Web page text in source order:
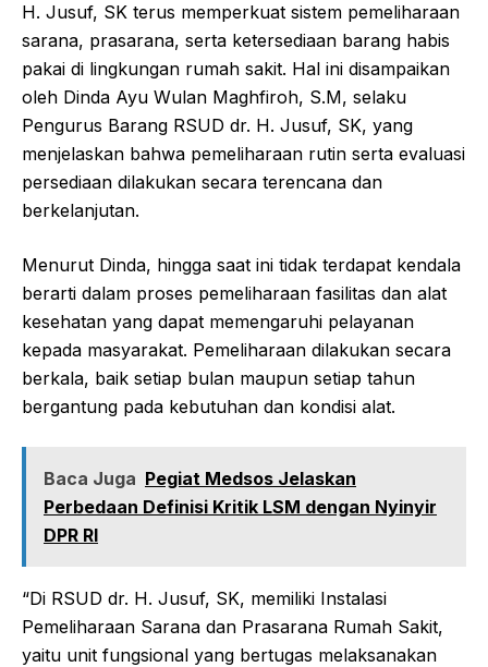
H. Jusuf, SK terus memperkuat sistem pemeliharaan
sarana, prasarana, serta ketersediaan barang habis
pakai di lingkungan rumah sakit. Hal ini disampaikan
oleh Dinda Ayu Wulan Maghfiroh, S.M, selaku
Pengurus Barang RSUD dr. H. Jusuf, SK, yang
menjelaskan bahwa pemeliharaan rutin serta evaluasi
persediaan dilakukan secara terencana dan
berkelanjutan.
Menurut Dinda, hingga saat ini tidak terdapat kendala
berarti dalam proses pemeliharaan fasilitas dan alat
kesehatan yang dapat memengaruhi pelayanan
kepada masyarakat. Pemeliharaan dilakukan secara
berkala, baik setiap bulan maupun setiap tahun
bergantung pada kebutuhan dan kondisi alat.
Baca Juga Pegiat Medsos Jelaskan
Perbedaan Definisi Kritik LSM dengan Nyinyir
DPR RI
“Di RSUD dr. H. Jusuf, SK, memiliki Instalasi
Pemeliharaan Sarana dan Prasarana Rumah Sakit,
yaitu unit fungsional yang bertugas melaksanakan